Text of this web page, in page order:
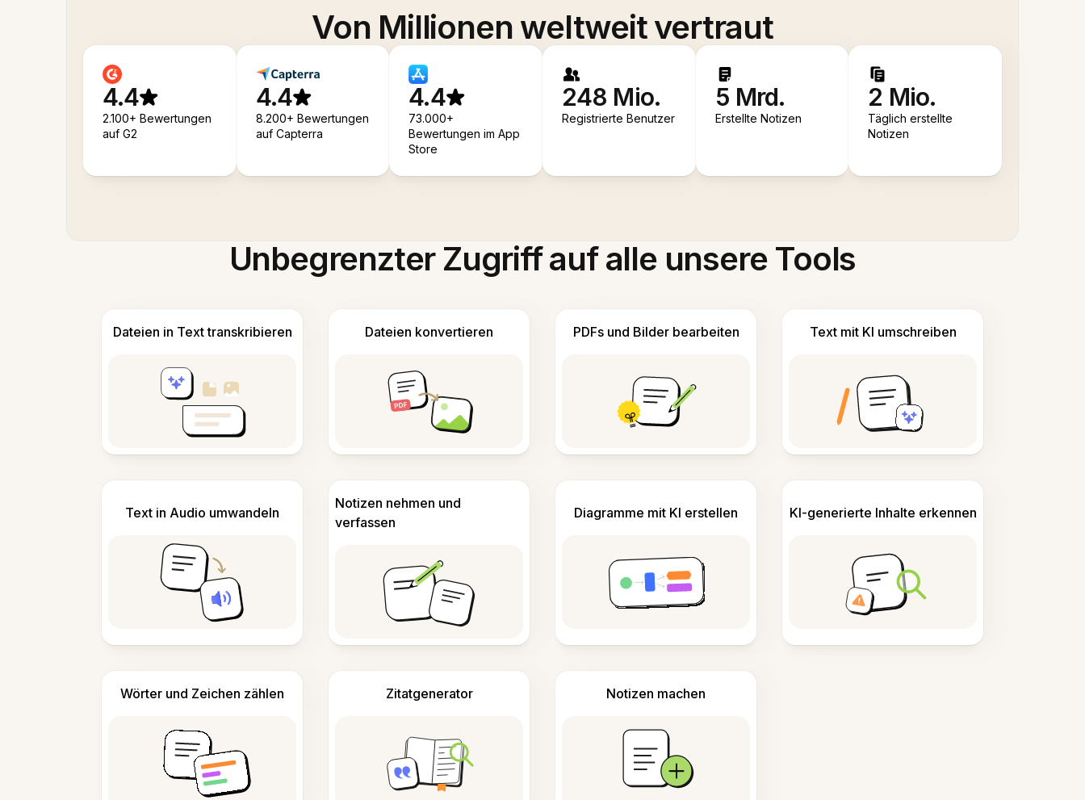
Von Millionen weltweit vertraut
4.4
2.100+ Bewertungen
auf G2
4.4
8.200+ Bewertungen
auf Capterra
4.4
73.000+
Bewertungen im App
Store
248 Mio.
Registrierte Benutzer
5 Mrd.
Erstellte Notizen
2 Mio.
Täglich erstellte
Notizen
Unbegrenzter Zugriff auf alle unsere Tools
Dateien in Text transkribieren Dateien konvertieren PDFs und Bilder bearbeiten Text mit KI umschreiben
Text in Audio umwandeln
Notizen nehmen und
verfassen
Diagramme mit KI erstellen KI-generierte Inhalte erkennen
Wörter und Zeichen zählen Zitatgenerator Notizen machen